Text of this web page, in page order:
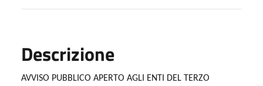
Descrizione
AVVISO PUBBLICO APERTO AGLI ENTI DEL TERZO